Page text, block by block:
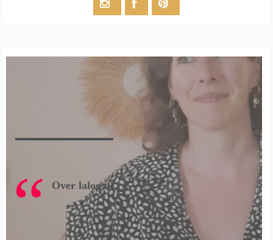
Over lalog.nl